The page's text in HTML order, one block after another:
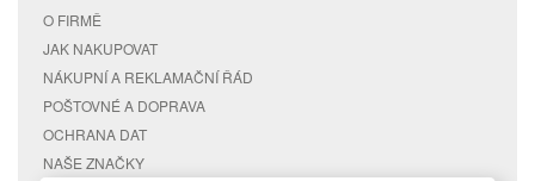
O FIRMĚ
JAK NAKUPOVAT
NÁKUPNÍ A REKLAMAČNÍ ŘÁD
POŠTOVNÉ A DOPRAVA
OCHRANA DAT
NAŠE ZNAČKY